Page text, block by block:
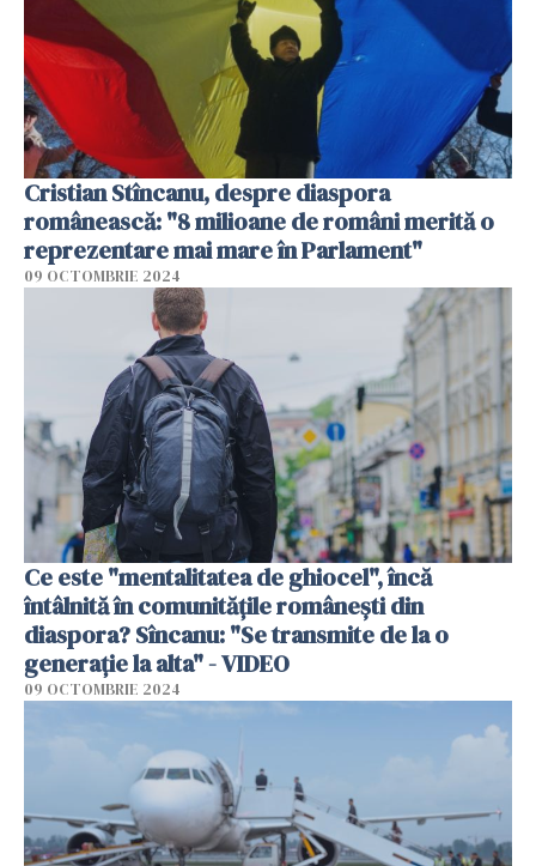
Cristian Stîncanu, despre diaspora
românească: "8 milioane de români merită o
reprezentare mai mare în Parlament"
09 OCTOMBRIE 2024
Ce este "mentalitatea de ghiocel", încă
întâlnită în comunitățile românești din
diaspora? Sîncanu: "Se transmite de la o
generație la alta" - VIDEO
09 OCTOMBRIE 2024